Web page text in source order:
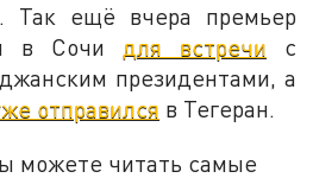
Так ещё вчера премьер
в Сочи для встречи с
президентами, а
отправился в Тегеран.
можете читать самые